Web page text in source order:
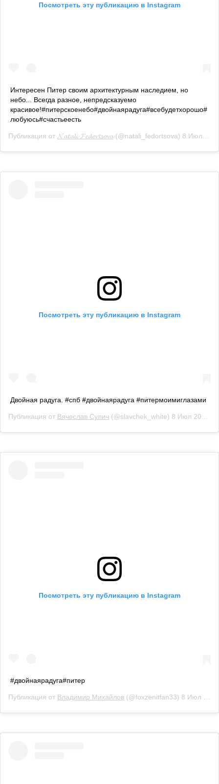
Посмотреть эту публикацию в Instagram
Интересен Питер своим архитектурным наследием, но
небо... Всегда разное, непредсказуемо
красивое!#питерскоенебо#двойнаярадуга#всебудетхорошо#
любуюсь#счастьеесть
Публикация от 𝓝𝓪𝓽𝓪𝓵𝓲 𝓕𝓮𝓭𝓸𝓻𝓽𝓼𝓸𝓿𝓪(@natali_fedortsova) 8 Июл 2019 в 11:08 PDT
Посмотреть эту публикацию в Instagram
Двойная радуга. #спб #двойнаярадуга #питермоимиглазами
Публикация от Вячеслав Сулич (@slavchek_white) 8 Июл 2019 в 11:08 PDT
Посмотреть эту публикацию в Instagram
#двойнаярадуга#питер
Публикация от Владимир Михайлов (@foxzenitfan33) 8 Июл 2019 в 4:04 PDT